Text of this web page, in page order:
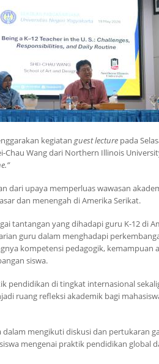
kegiatan guest lecture pada
Chau Wang dari Northern Illinois
dari upaya memperluas wawasan
dan menengah di Amerika Serikat.
tantangan yang dihadapi guru K-12 di
guru dalam menghadapi
kompetensi pedagogik, kemampuan
siswa.
pendidikan di tingkat internasional
ruang refleksi akademik bagi
mengikuti diskusi dan pertukaran
mengenai praktik pendidikan global